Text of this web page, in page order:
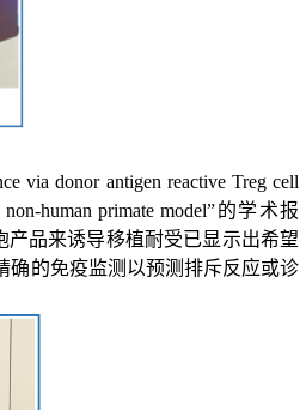
via donor antigen reactive Treg cell
human primate model”的学术报
产品来诱导移植耐受已显示出希望
确的免疫监测以预测排斥反应或诊